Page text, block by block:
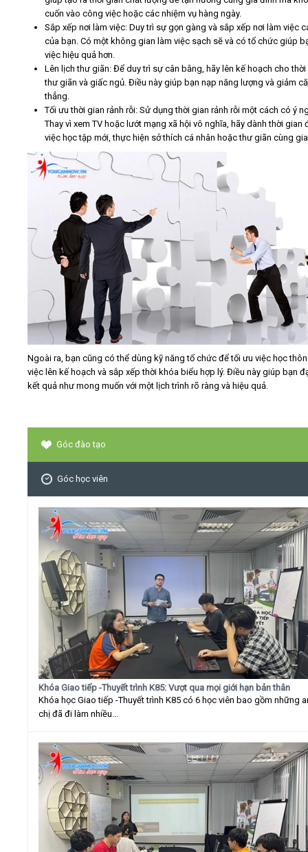
cuốn vào công việc hoặc các nhiệm vụ hàng ngày.
Sắp xếp nơi làm việc: Duy trì sự gọn gàng và sắp xếp nơi làm việc
của bạn. Có một không gian làm việc sạch sẽ và có tổ chức giúp
việc hiệu quả hơn.
Lên lịch thư giãn: Để duy trì sự cân bằng, hãy lên kế hoạch cho thời
thư giãn và giấc ngủ. Điều này giúp bạn nạp năng lượng và giảm
thẳng.
Tối ưu thời gian rảnh rỗi: Sử dụng thời gian rảnh rỗi một cách có ý
Thay vì xem TV hoặc lướt mạng xã hội vô nghĩa, hãy dành thời gian
việc học tập mới, thực hiện sở thích cá nhân hoặc thư giãn cùng
Ngoài ra, bạn cũng có thể dùng kỹ năng tổ chức để tối ưu việc học
việc lên kế hoạch và sắp xếp thời khóa biểu hợp lý. Điều này giúp bạn
kết quả như mong muốn với một lịch trình rõ ràng và hiệu quả.
Góc đào tạo
Góc học viên
Khóa Giao tiếp -Thuyết trình K85: Vượt qua mọi giới hạn bản thân
Khóa học Giao tiếp -Thuyết trình K85 có 6 học viên bao gồm những
chị đã đi làm nhiều...